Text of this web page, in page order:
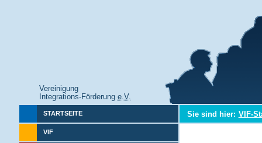
Vereinigung
Integrations-Förderung e.V.
STARTSEITE
VIF
Sie sind hier: VIF-